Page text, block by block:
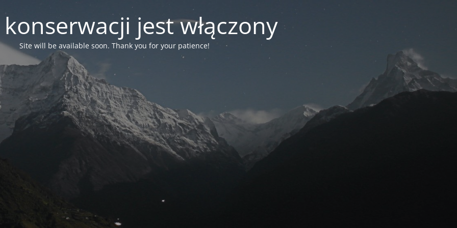
jest włączony
Site will be available soon. Thank you for your patience!